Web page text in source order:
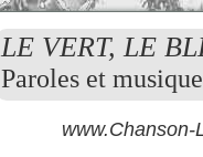
LE VERT, LE
Paroles et
www.Chanson-